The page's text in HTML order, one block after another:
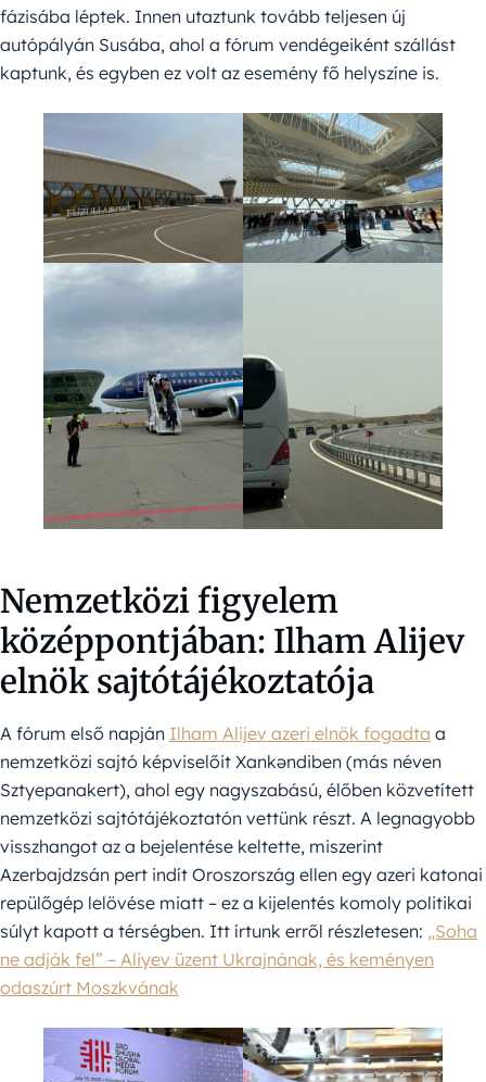
fázisába léptek. Innen utaztunk tovább teljesen új
autópályán Susába, ahol a fórum vendégeiként szállást
kaptunk, és egyben ez volt az esemény fő helyszíne is.
Nemzetközi figyelem
középpontjában: Ilham Alijev
elnök sajtótájékoztatója
A fórum első napján Ilham Alijev azeri elnök fogadta a
nemzetközi sajtó képviselőit Xankəndiben (más néven
Sztyepanakert), ahol egy nagyszabású, élőben közvetített
nemzetközi sajtótájékoztatón vettünk részt. A legnagyobb
visszhangot az a bejelentése keltette, miszerint
Azerbajdzsán pert indít Oroszország ellen egy azeri katonai
repülőgép lelövése miatt – ez a kijelentés komoly politikai
súlyt kapott a térségben. Itt írtunk erről részletesen: „Soha
ne adják fel” – Aliyev üzent Ukrajnának, és keményen
odaszúrt Moszkvának